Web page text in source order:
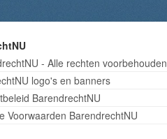
- Alle rechten voorbehouden
logo's en banners
BarendrechtNU
Voorwaarden BarendrechtNU